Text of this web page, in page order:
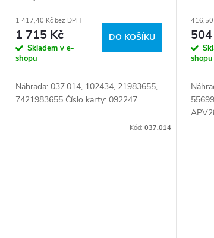
1 417,40 Kč bez DPH
1 715 Kč
Skladem v e-
shopu
DO KOŠÍKU
Náhrada: 037.014, 102434, 21983655,
7421983655 Číslo karty: 092247
Kód: 037.014
416,50
shopu